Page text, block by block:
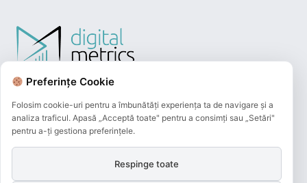
Preferințe Cookie
Folosim cookie-uri pentru a îmbunătăți experiența ta de navigare și a
analiza traficul. Apasă „Acceptă toate" pentru a consimți sau „Setări"
pentru a-ți gestiona preferințele.
Respinge toate